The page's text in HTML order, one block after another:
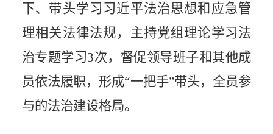
下、带头学习习近平法治思想和应急管
理相关法律法规，主持党组理论学习法
治专题学习3次，督促领导班子和其他成
员依法履职，形成“一把手”带头，全员参
与的法治建设格局。